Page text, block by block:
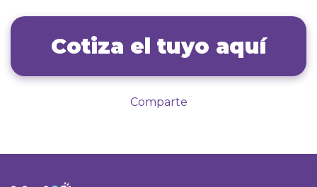
Cotiza el tuyo aquí
Comparte